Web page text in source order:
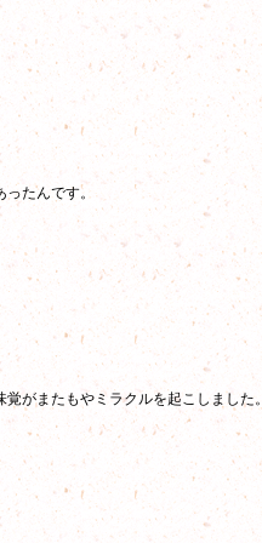
ったんです。
がまたもやミラクルを起こしました。